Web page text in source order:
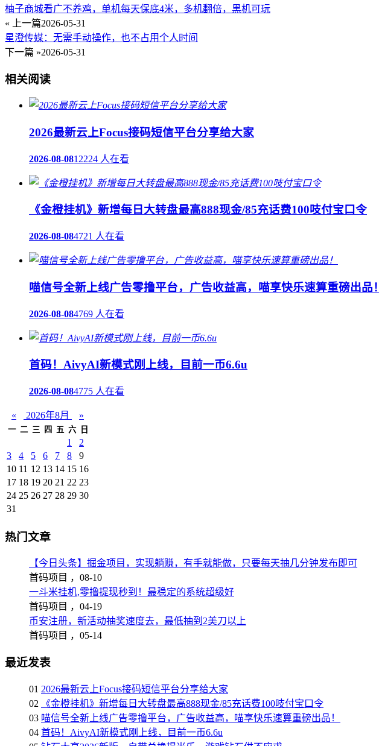
柚子商城看广不养鸡，单机每天保底4米，多机翻倍，黑机可玩
« 上一篇2026-05-31
星澄传媒：无需手动操作，也不占用个人时间
下一篇 »2026-05-31
相关阅读
2026最新云上Focus接码短信平台分享给大家
2026-08-0812224 人在看
《金橙挂机》新增每日大转盘最高888现金/85充话费100吱付宝口令
2026-08-084721 人在看
喵信号全新上线广告零撸平台，广告收益高，喵享快乐速算重磅出品！
2026-08-084769 人在看
首码！AivyAI新模式刚上线，目前一币6.6u
2026-08-084775 人在看
« 2026年8月 »
一 二 三 四 五 六 日
1
2
3
4 5 6 7 8
9
10 11 12 13 14 15 16
17 18 19 20 21 22 23
24 25 26 27 28 29 30
31
热门文章
【今日头条】掘金项目，实现躺赚，有手就能做，只要每天抽几分钟发布即可
首码项目 ， 08-10
一斗米挂机,零撸提现秒到！最稳定的系统超级好
首码项目 ， 04-19
币安注册，新活动抽奖速度去，最低抽到2美刀以上
首码项目 ， 05-14
最近发表
01 2026最新云上Focus接码短信平台分享给大家
02
《金橙挂机》新增每日大转盘最高888现金/85充话费100吱付宝口令
03 喵信号全新上线广告零撸平台，广告收益高，喵享快乐速算重磅出品！
04 首码！AivyAI新模式刚上线，目前一币6.6u